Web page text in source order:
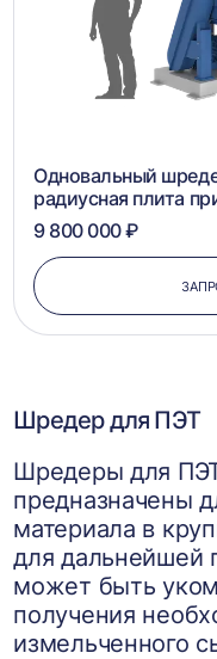
Одновальный
радиусная плита
9 800 000 ₽
Шредер для ПЭТ
Шредеры для
предназначены
материала в
для дальнейшей
может быть
получения
измельченного